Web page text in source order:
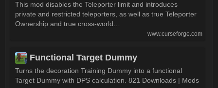
This mod disables the Teleporter limit and introduces
private and restricted teleporters, as well as true Teleporter
Ownership and true cross-world…
www.curseforge.com
Functional Target Dummy
Turns the decoration Training Dummy into a functional
Target Dummy with DPS calculation. 821 Downloads | Mods